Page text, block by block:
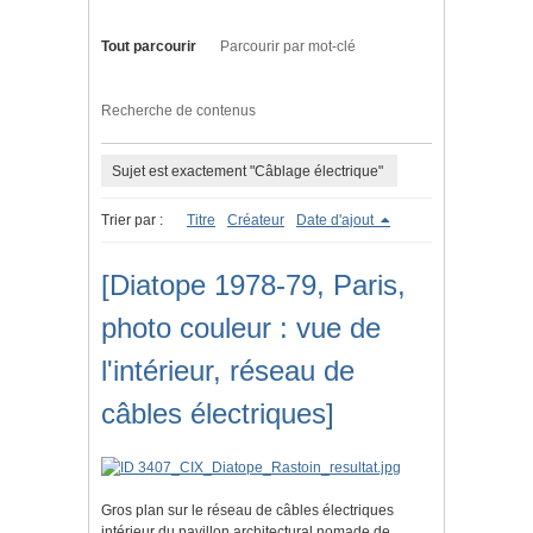
Tout parcourir Parcourir par mot-clé
Recherche de contenus
Sujet est exactement "Câblage électrique"
Trier par : Titre Créateur Date d'ajout
[Diatope 1978-79, Paris,
photo couleur : vue de
l'intérieur, réseau de
câbles électriques]
Gros plan sur le réseau de câbles électriques